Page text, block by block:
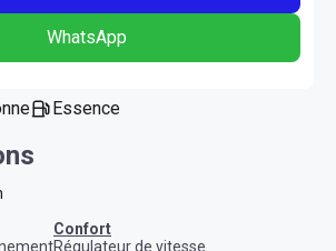
WhatsApp
Essence
confort
Régulateur de vitesse